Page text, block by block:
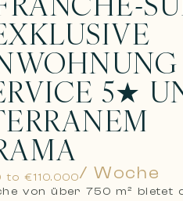
5★
€110.000/ Woche
von über 750 m² bietet